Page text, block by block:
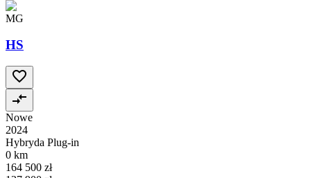
MG
HS
Nowe
2024
Hybryda Plug-in
0 km
164 500 zł